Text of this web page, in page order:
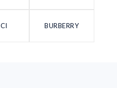
BURBERRY